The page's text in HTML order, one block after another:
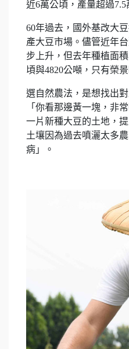
近6萬公頃，產量超過7.5
60年過去，國外基改大
產大豆市場。儘管近年
步上升，但去年種植面
頃與4820公噸，只有榮
選自然農法，是想找出
「你看那邊黃一塊，非
一片新種大豆的土地，
土壤因為過去噴灑太多
病」。